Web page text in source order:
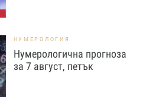
НУМЕРОЛОГИЯ
Нумерологична прогноза
за 7 август, петък